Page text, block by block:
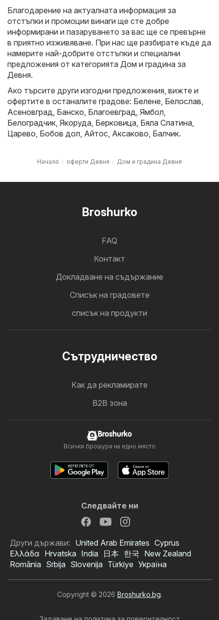
Благодарение на актуалната информация за
отстъпки и промоции винаги ще сте добре
информирани и пазаруването за вас ще се превърне
в приятно изживяване. При нас ще разбирате къде да
намерите най-добрите отстъпки и специални
предложения от категорията Дом и градина за
Девня.
Ако търсите други изгодни предложения, вижте и
офертите в останалите градове: Белене Белослав
Асеновград Банско Благоевград Ямбол
Белоградчик Якоруда Берковица Бяла Слатина
Царево Бобов дол Айтос Аксаково Балчик.
Начало оферти Девня Дом и градина Девня
Broshurko
FAQ
Контакт
Докладване на съдържание
Cписък на градовете
списък на продукти
Cътрудничество
Как да рекламирате
B2B зона
Broshurko
Всички брошури на едно място
Следвайте ни
Други държави: United Arab Emirates Cyprus
Ελλάδα Hrvatska India 日本 한국 New Zealand
România Srbija Slovenija Türkiye Україна
Copyright © 2026 Broshurko.bg.